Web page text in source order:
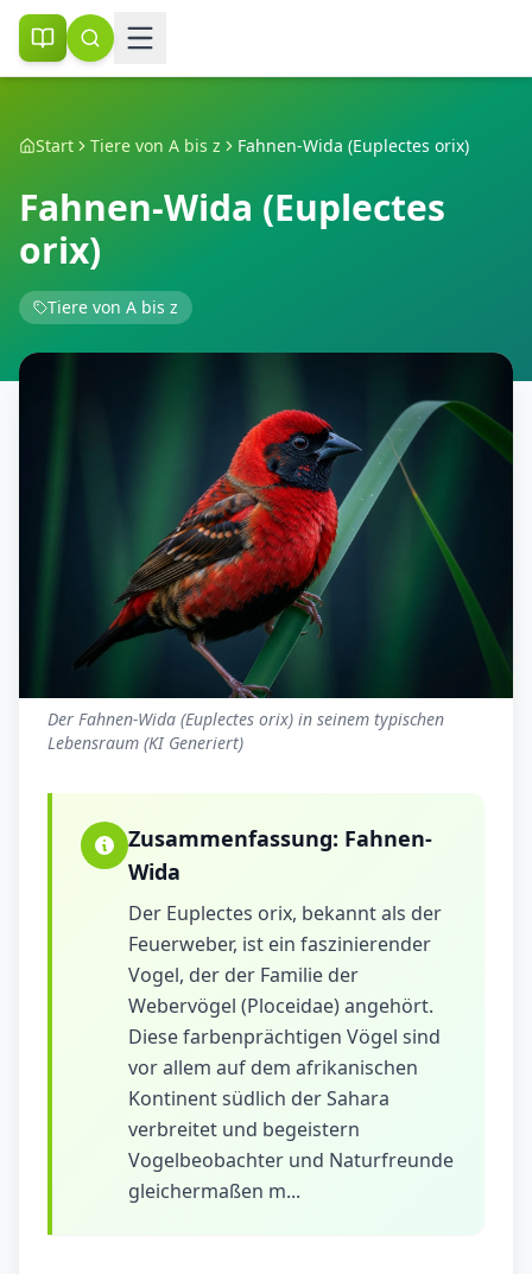
Start Tiere von A bis z Fahnen-Wida (Euplectes orix)
Fahnen-Wida (Euplectes
orix)
Tiere von A bis z
Der Fahnen-Wida (Euplectes orix) in seinem typischen
Lebensraum (KI Generiert)
Zusammenfassung: Fahnen-
Wida
Der Euplectes orix, bekannt als der
Feuerweber, ist ein faszinierender
Vogel, der der Familie der
Webervögel (Ploceidae) angehört.
Diese farbenprächtigen Vögel sind
vor allem auf dem afrikanischen
Kontinent südlich der Sahara
verbreitet und begeistern
Vogelbeobachter und Naturfreunde
gleichermaßen m...